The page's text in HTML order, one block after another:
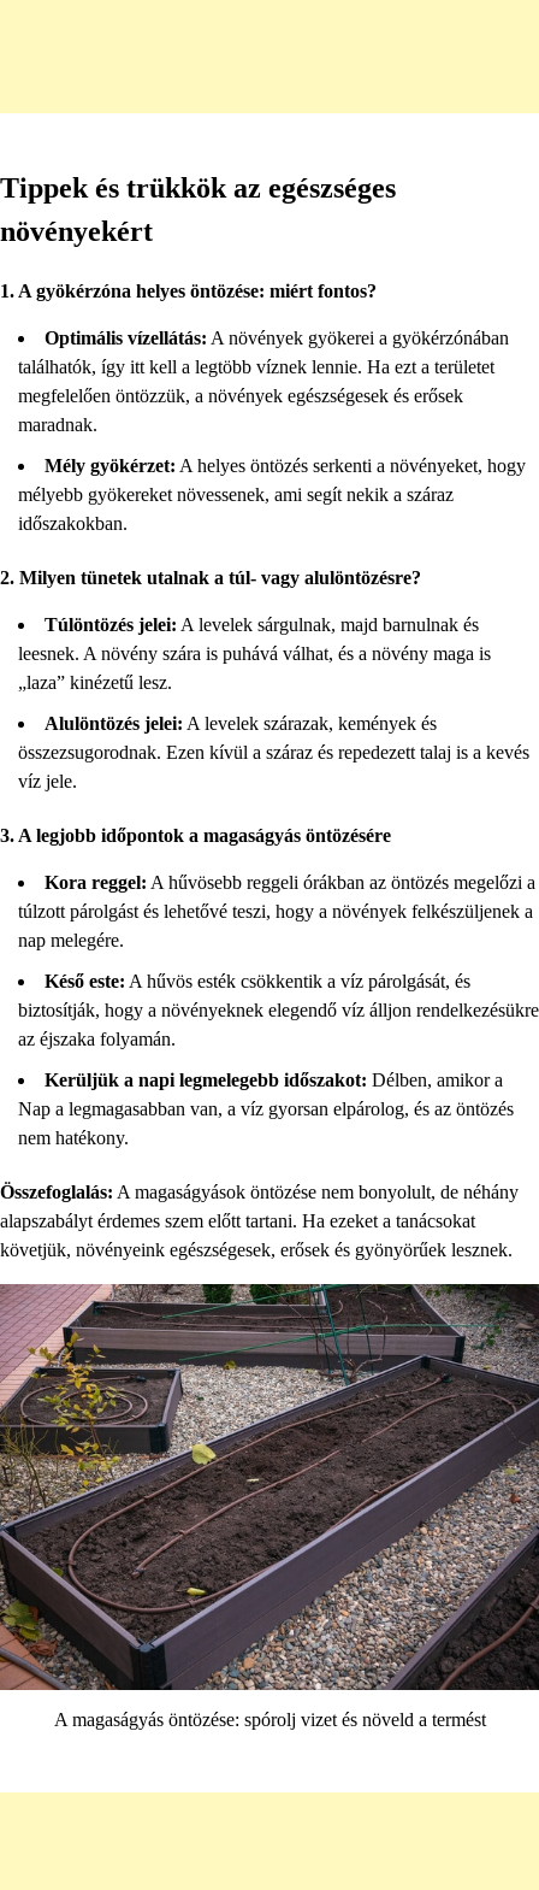
Tippek és trükkök az egészséges
növényekért
1. A gyökérzóna helyes öntözése: miért fontos?
Optimális vízellátás: A növények gyökerei a gyökérzónában
találhatók, így itt kell a legtöbb víznek lennie. Ha ezt a területet
megfelelően öntözzük, a növények egészségesek és erősek
maradnak.
Mély gyökérzet: A helyes öntözés serkenti a növényeket, hogy
mélyebb gyökereket növessenek, ami segít nekik a száraz
időszakokban.
2. Milyen tünetek utalnak a túl- vagy alulöntözésre?
Túlöntözés jelei: A levelek sárgulnak, majd barnulnak és
leesnek. A növény szára is puhává válhat, és a növény maga is
„laza” kinézetű lesz.
Alulöntözés jelei: A levelek szárazak, kemények és
összezsugorodnak. Ezen kívül a száraz és repedezett talaj is a kevés
víz jele.
3. A legjobb időpontok a magaságyás öntözésére
Kora reggel: A hűvösebb reggeli órákban az öntözés megelőzi a
túlzott párolgást és lehetővé teszi, hogy a növények felkészüljenek a
nap melegére.
Késő este: A hűvös esték csökkentik a víz párolgását, és
biztosítják, hogy a növényeknek elegendő víz álljon rendelkezésükre
az éjszaka folyamán.
Kerüljük a napi legmelegebb időszakot: Délben, amikor a
Nap a legmagasabban van, a víz gyorsan elpárolog, és az öntözés
nem hatékony.
Összefoglalás: A magaságyások öntözése nem bonyolult, de néhány
alapszabályt érdemes szem előtt tartani. Ha ezeket a tanácsokat
követjük, növényeink egészségesek, erősek és gyönyörűek lesznek.
A magaságyás öntözése: spórolj vizet és növeld a termést